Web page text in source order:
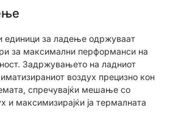
единици за ладење одржуваат
за максимални перформанси на
Задржувањето на ладниот
воздух прецизно кон
спречувајќи мешање со
и максимизирајќи ја термалната